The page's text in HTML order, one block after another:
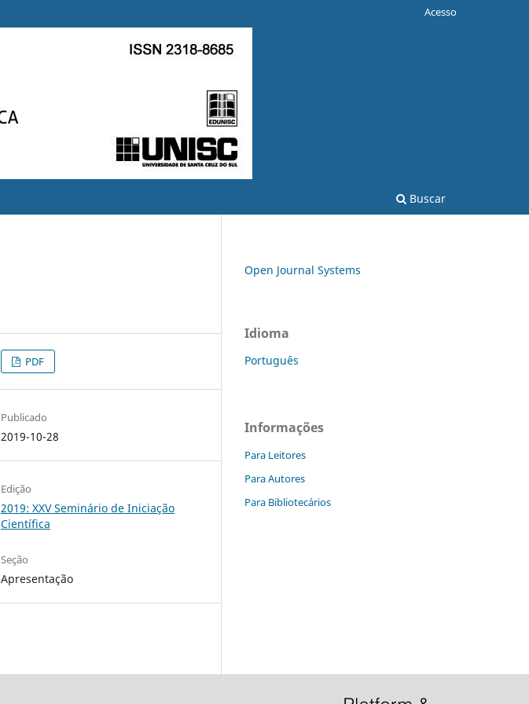
Buscar
Acesso
PDF
Publicado
2019-10-28
Edição
2019: XXV Seminário de Iniciação
Científica
Seção
Apresentação
Open Journal Systems
Idioma
Português
Informações
Para Leitores
Para Autores
Para Bibliotecários